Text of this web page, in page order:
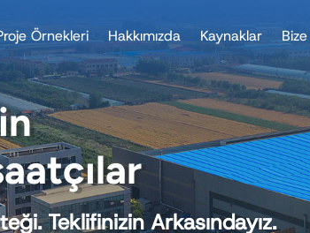
Örnekleri Hakkımızda Kaynaklar
Yapılar